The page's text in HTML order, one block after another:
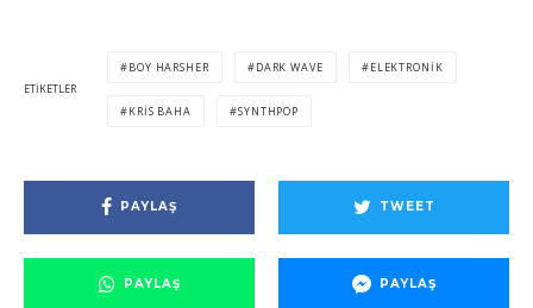
ETIKETLER
BOY HARSHER DARK WAVE ELEKTRONIK
KRIS BAHA SYNTHPOP
PAYLAŞ TWEET
PAYLAŞ PAYLAŞ